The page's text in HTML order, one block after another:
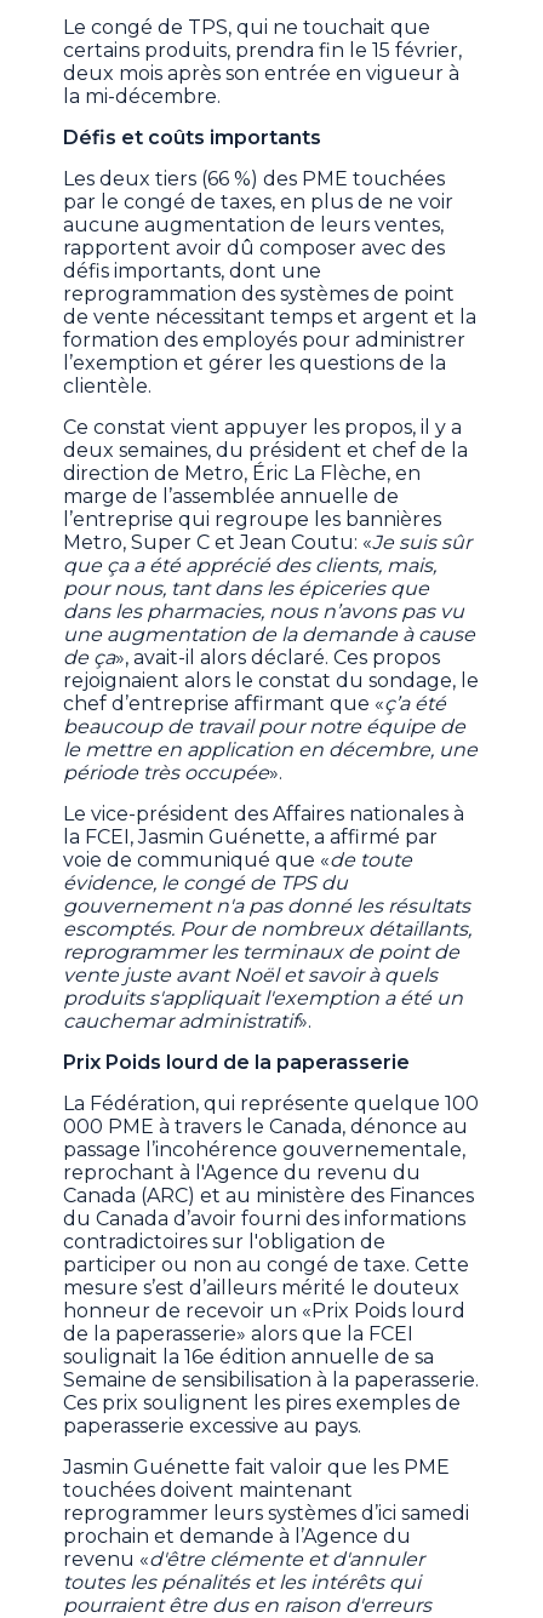
Le congé de TPS, qui ne touchait que
certains produits, prendra fin le 15 février,
deux mois après son entrée en vigueur à
la mi-décembre.
Défis et coûts importants
Les deux tiers (66 %) des PME touchées
par le congé de taxes, en plus de ne voir
aucune augmentation de leurs ventes,
rapportent avoir dû composer avec des
défis importants, dont une
reprogrammation des systèmes de point
de vente nécessitant temps et argent et la
formation des employés pour administrer
l’exemption et gérer les questions de la
clientèle.
Ce constat vient appuyer les propos, il y a
deux semaines, du président et chef de la
direction de Metro, Éric La Flèche, en
marge de l’assemblée annuelle de
l’entreprise qui regroupe les bannières
Metro, Super C et Jean Coutu: «Je suis sûr
que ça a été apprécié des clients, mais,
pour nous, tant dans les épiceries que
dans les pharmacies, nous n’avons pas vu
une augmentation de la demande à cause
de ça», avait-il alors déclaré. Ces propos
rejoignaient alors le constat du sondage, le
chef d’entreprise affirmant que «ç’a été
beaucoup de travail pour notre équipe de
le mettre en application en décembre, une
période très occupée».
Le vice-président des Affaires nationales à
la FCEI, Jasmin Guénette, a affirmé par
voie de communiqué que «de toute
évidence, le congé de TPS du
gouvernement n'a pas donné les résultats
escomptés. Pour de nombreux détaillants,
reprogrammer les terminaux de point de
vente juste avant Noël et savoir à quels
produits s'appliquait l'exemption a été un
cauchemar administratif».
Prix Poids lourd de la paperasserie
La Fédération, qui représente quelque 100
000 PME à travers le Canada, dénonce au
passage l’incohérence gouvernementale,
reprochant à l'Agence du revenu du
Canada (ARC) et au ministère des Finances
du Canada d’avoir fourni des informations
contradictoires sur l'obligation de
participer ou non au congé de taxe. Cette
mesure s’est d’ailleurs mérité le douteux
honneur de recevoir un «Prix Poids lourd
de la paperasserie» alors que la FCEI
soulignait la 16e édition annuelle de sa
Semaine de sensibilisation à la paperasserie.
Ces prix soulignent les pires exemples de
paperasserie excessive au pays.
Jasmin Guénette fait valoir que les PME
touchées doivent maintenant
reprogrammer leurs systèmes d’ici samedi
prochain et demande à l’Agence du
revenu «d'être clémente et d'annuler
toutes les pénalités et les intérêts qui
pourraient être dus en raison d'erreurs